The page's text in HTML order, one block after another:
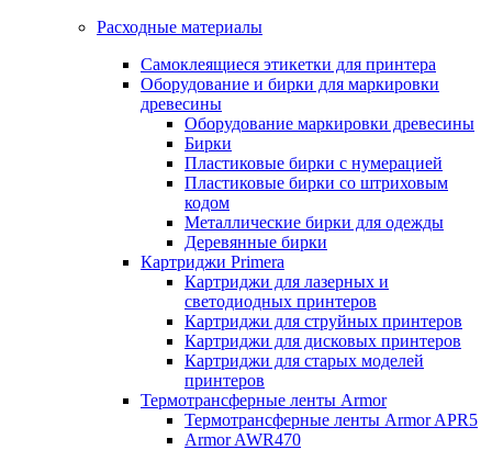
Расходные материалы
Самоклеящиеся этикетки для принтера
Оборудование и бирки для маркировки
древесины
Оборудование маркировки древесины
Бирки
Пластиковые бирки с нумерацией
Пластиковые бирки со штриховым
кодом
Металлические бирки для одежды
Деревянные бирки
Картриджи Primera
Картриджи для лазерных и
светодиодных принтеров
Картриджи для струйных принтеров
Картриджи для дисковых принтеров
Картриджи для старых моделей
принтеров
Термотрансферные ленты Armor
Термотрансферные ленты Armor APR5
Armor AWR470